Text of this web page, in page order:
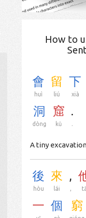
How to
會
huì
留
liú
下
xià
洞
dòng
窟
kū
.
.
A tiny
後
hòu
來
lái
,
,
一 個 窮